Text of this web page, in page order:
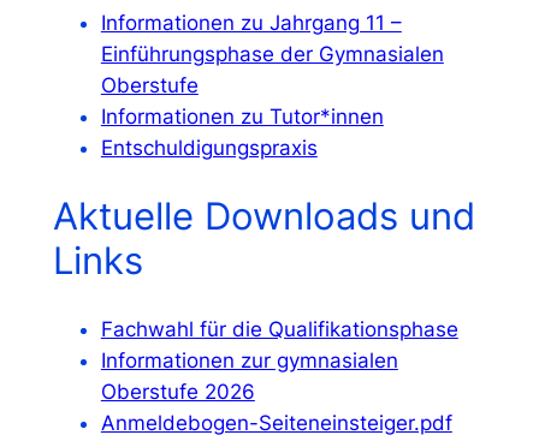
Informationen zu Jahrgang 11 –
Einführungsphase der Gymnasialen
Oberstufe
Informationen zu Tutor*innen
Entschuldigungspraxis
Aktuelle Downloads und
Links
Fachwahl für die Qualifikationsphase
Informationen zur gymnasialen
Oberstufe 2026
Anmeldebogen-Seiteneinsteiger.pdf